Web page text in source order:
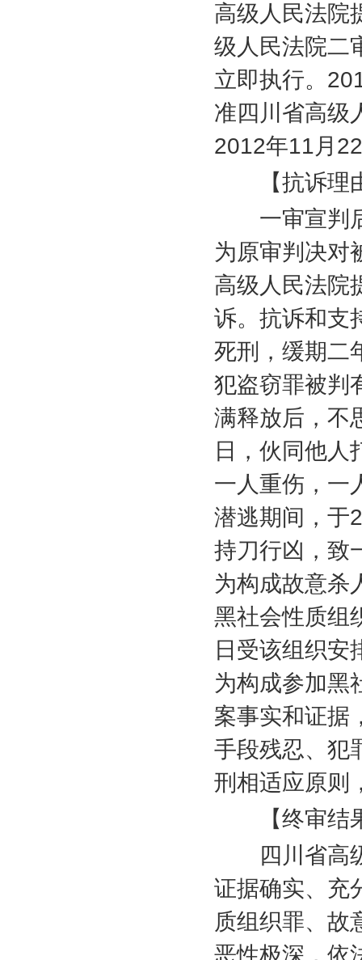
高级人民法院
级人民法院二
立即执行。
准四川省高级
2012年11月 22
【抗诉理
一审宣判后
为原审判决对
高级人民法院
诉。抗诉和支
死刑，缓期二
犯盗窃罪被判
满释放后，不
日，伙同他人
一人重伤，一
潜逃期间，于
持刀行凶，致
为构成故意杀
黑社会性质组
日受该组织安
为构成参加黑
案事实和证据
手段残忍、犯
刑相适应原则
【终审结
四川省高级
证据确实、充
质组织罪、故
恶性极深，依